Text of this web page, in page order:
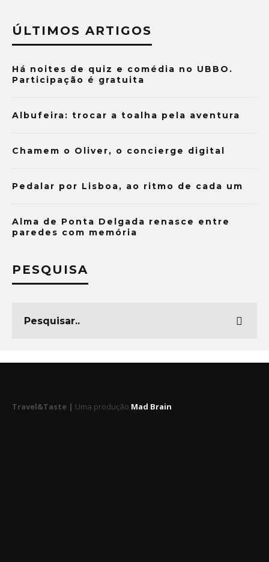
ÚLTIMOS ARTIGOS
Há noites de quiz e comédia no UBBO.
Participação é gratuita
Albufeira: trocar a toalha pela aventura
Chamem o Oliver, o concierge digital
Pedalar por Lisboa, ao ritmo de cada um
Alma de Ponta Delgada renasce entre
paredes com memória
PESQUISA
Travel&Taste | Uma produção Mad Brain